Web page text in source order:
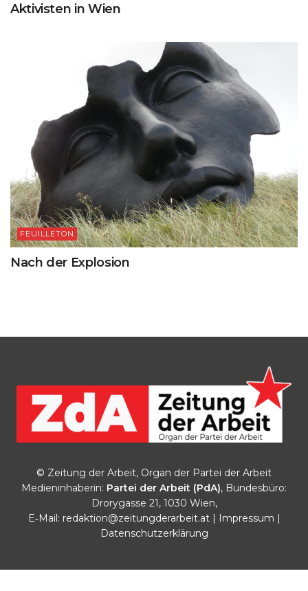
Aktivisten in Wien
FEUILLETON
Nach der Explosion
© Zeitung der Arbeit, Organ der Partei der Arbeit
Medieninhaberin: Partei der Arbeit (PdA), Bundesbüro:
Drorygasse 21, 1030 Wien,
E‑Mail: redaktion@zeitungderarbeit.at| Impressum |
Datenschutzerklärung